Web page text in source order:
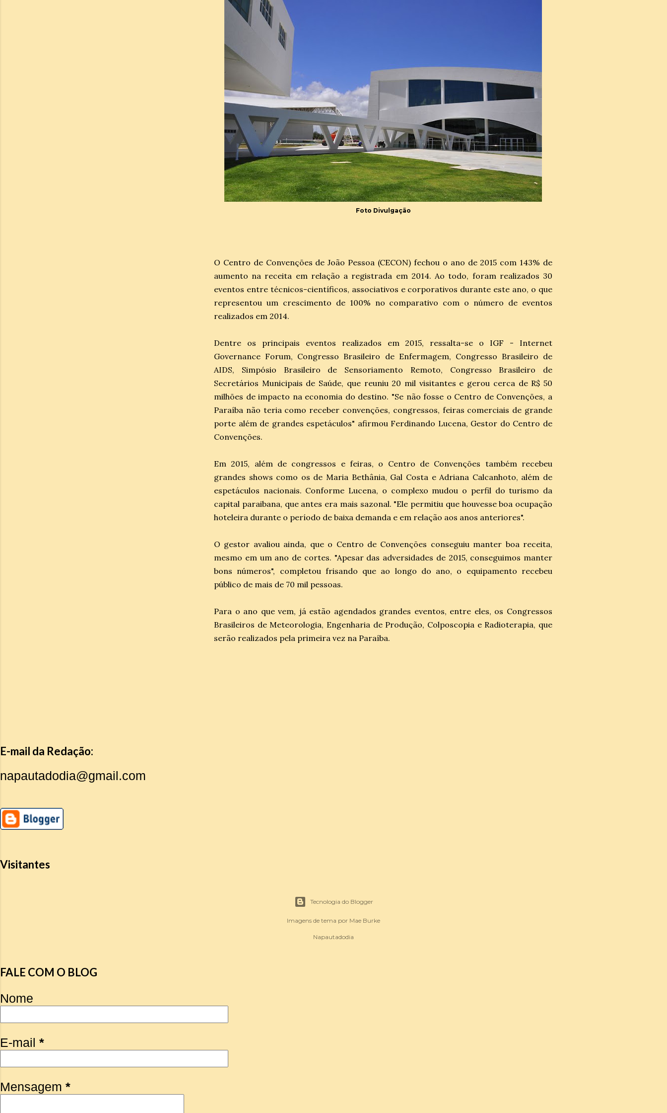
Foto Divulgação
O Centro de Convenções de João Pessoa (CECON) fechou o ano de 2015 com 143% de
aumento na receita em relação a registrada em 2014. Ao todo, foram realizados 30
eventos entre técnicos-científicos, associativos e corporativos durante este ano, o que
representou um crescimento de 100% no comparativo com o número de eventos
realizados em 2014.
Dentre os principais eventos realizados em 2015, ressalta-se o IGF - Internet
Governance Forum, Congresso Brasileiro de Enfermagem, Congresso Brasileiro de
AIDS, Simpósio Brasileiro de Sensoriamento Remoto, Congresso Brasileiro de
Secretários Municipais de Saúde, que reuniu 20 mil visitantes e gerou cerca de R$ 50
milhões de impacto na economia do destino. "Se não fosse o Centro de Convenções, a
Paraíba não teria como receber convenções, congressos, feiras comerciais de grande
porte além de grandes espetáculos" afirmou Ferdinando Lucena, Gestor do Centro de
Convenções.
Em 2015, além de congressos e feiras, o Centro de Convenções também recebeu
grandes shows como os de Maria Bethânia, Gal Costa e Adriana Calcanhoto, além de
espetáculos nacionais. Conforme Lucena, o complexo mudou o perfil do turismo da
capital paraibana, que antes era mais sazonal. "Ele permitiu que houvesse boa ocupação
hoteleira durante o período de baixa demanda e em relação aos anos anteriores".
O gestor avaliou ainda, que o Centro de Convenções conseguiu manter boa receita,
mesmo em um ano de cortes. "Apesar das adversidades de 2015, conseguimos manter
bons números", completou frisando que ao longo do ano, o equipamento recebeu
público de mais de 70 mil pessoas.
Para o ano que vem, já estão agendados grandes eventos, entre eles, os Congressos
Brasileiros de Meteorologia, Engenharia de Produção, Colposcopia e Radioterapia, que
serão realizados pela primeira vez na Paraíba.
E-mail da Redação:
napautadodia@gmail.com
Visitantes
Tecnologia do Blogger
Imagens de tema por Mae Burke
Napautadodia
FALE COM O BLOG
Nome
E-mail *
Mensagem *